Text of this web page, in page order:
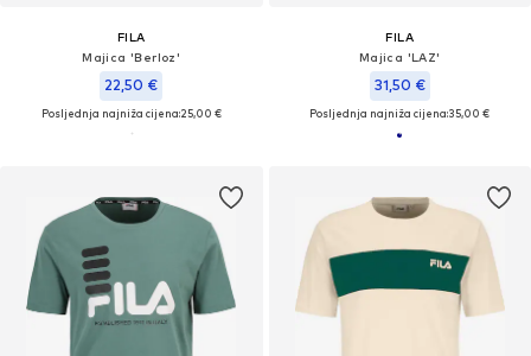
FILA
Majica 'Berloz'
22,50 €
Posljednja najniža cijena:25,00 €
FILA
Majica 'LAZ'
31,50 €
Posljednja najniža cijena:35,00 €